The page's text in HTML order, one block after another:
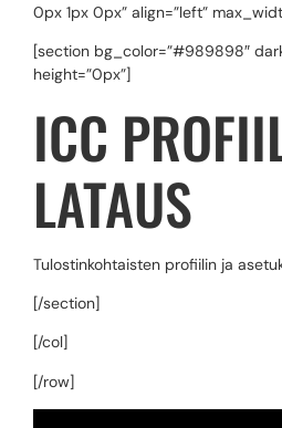
0px 1px 0px” align=”left”
[section bg_color=”#989898″
height=”0px”]
ICC
LATAUS
Tulostinkohtaisten profiilin ja
[/section]
[/col]
[/row]